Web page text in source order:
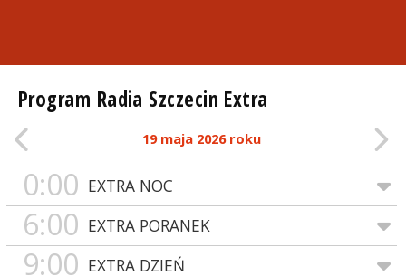
Program Radia Szczecin Extra
19 maja 2026 roku
0:00 EXTRA NOC
6:00 EXTRA PORANEK
9:00 EXTRA DZIEŃ